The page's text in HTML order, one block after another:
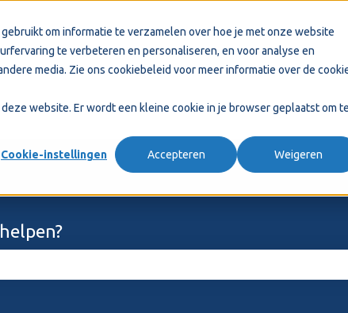
om informatie te verzamelen over hoe je met onze website
te verbeteren en personaliseren, en voor analyse en
media. Zie ons cookiebeleid voor meer informatie over de
website. Er wordt een kleine cookie in je browser geplaatst om
Cookie-instellingen Accepteren Weigeren